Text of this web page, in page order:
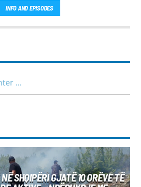
ngrohtë, duke ju shoqëruar në orët e
të larmishme dhe të dobishme
për të gjithë familjen.
INFO AND EPISODES
SHQIPËRI GJATË 10 ORËVE TË